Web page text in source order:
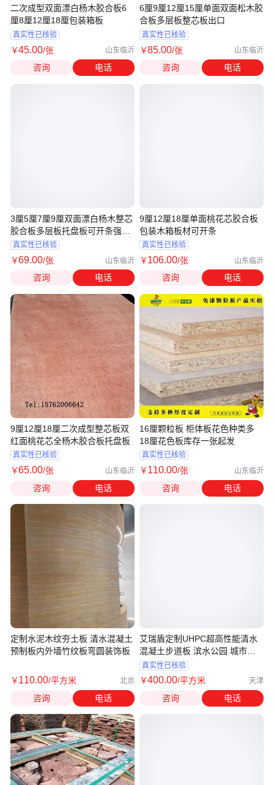
二次成型双面漂白杨木胶合板6
厘8厘12厘18厘包装箱板
真实性已核验
￥45.00/张 山东临沂
咨询 电话
3厘5厘7厘9厘双面漂白杨木整芯
胶合板多层板托盘板可开条强度
高
真实性已核验
￥69.00/张 山东临沂
咨询 电话
9厘12厘18厘二次成型整芯板双
红面桃花芯全杨木胶合板托盘板
真实性已核验
￥65.00/张 山东临沂
咨询 电话
定制水泥木纹夯土板 清水混凝土
预制板内外墙竹纹板弯圆装饰板
￥110.00/平方米 北京
咨询 电话
6厘9厘12厘15厘单面双面松木胶
合板多层板整芯板出口
真实性已核验
￥85.00/张 山东临沂
咨询 电话
9厘12厘18厘单面桃花芯胶合板
包装木箱板材可开条
真实性已核验
￥106.00/张 山东临沂
咨询 电话
16厘颗粒板 柜体板花色种类多
18厘花色板库存一张起发
真实性已核验
￥110.00/张 山东临沂
咨询 电话
艾瑞盾定制UHPC超高性能清水
混凝土步道板 滨水公园 城市广
场栈道板
真实性已核验
￥400.00/平方米 天津
咨询 电话